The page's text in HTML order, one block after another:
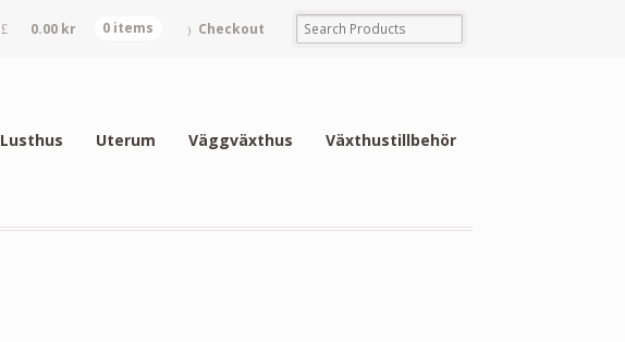
0.00 kr 0 items Checkout
Lusthus Uterum Väggväxthus Växthustillbehör